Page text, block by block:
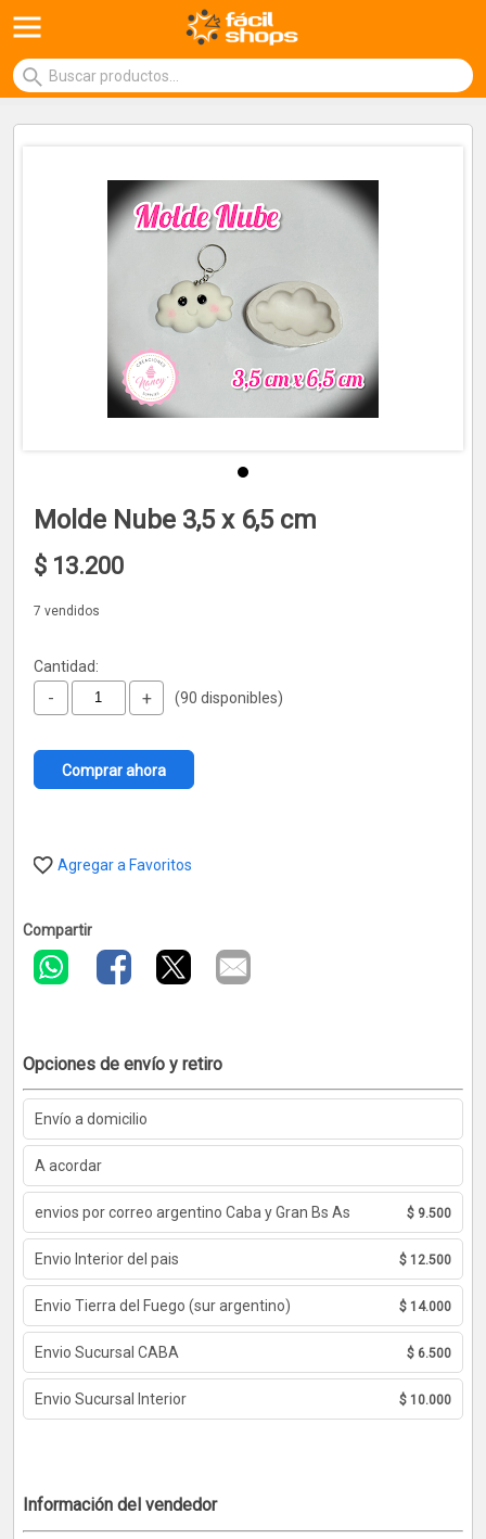
Molde Nube 3,5 x 6,5 cm
$ 13.200
7 vendidos
Cantidad:
- + (90 disponibles)
Comprar ahora
Agregar a Favoritos
Compartir
Opciones de envío y retiro
Envío a domicilio
A acordar
envios por correo argentino Caba y Gran Bs As $ 9.500
Envio Interior del pais $ 12.500
Envio Tierra del Fuego (sur argentino) $ 14.000
Envio Sucursal CABA $ 6.500
Envio Sucursal Interior $ 10.000
Información del vendedor